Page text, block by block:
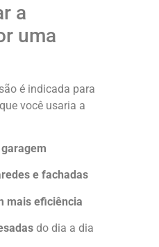
a
uma
é indicada para
você usaria a
e fachadas
mais eficiência
do dia a dia